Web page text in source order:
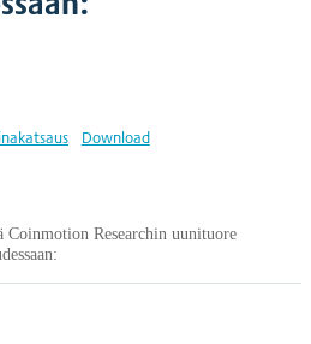
Download
Researchin uunituore